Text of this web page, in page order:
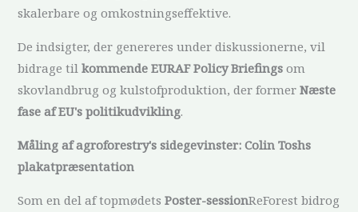
skalerbare og omkostningseffektive.
De indsigter, der genereres under diskussionerne, vil
bidrage tilkommende EURAF Policy Briefings om
skovlandbrug og kulstofproduktion, der formerNæste
fase af EU's politikudvikling.
Måling af agroforestry's sidegevinster: Colin Toshs
plakatpræsentation
Som en del af topmødetsPoster-sessionReForest bidrog